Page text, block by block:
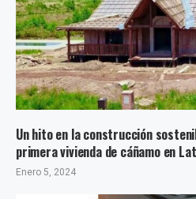
Un hito en la construcción
primera vivienda de cáñamo en
Enero 5, 2024